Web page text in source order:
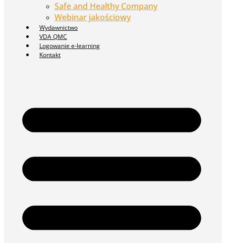
Safe and Healthy Company
Webinar jakościowy
Wydawnictwo
VDA QMC
Logowanie e-learning
Kontakt